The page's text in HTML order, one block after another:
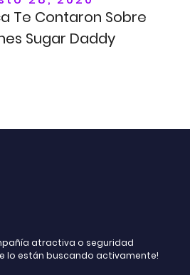
Te Contaron Sobre
Sugar Daddy
atractiva o seguridad
lo están buscando activamente!